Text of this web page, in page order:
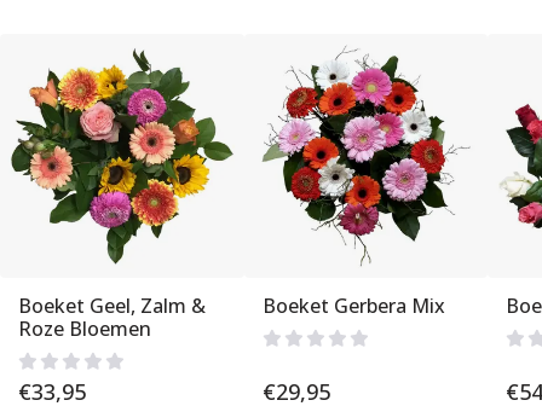
Boeket Geel, Zalm &
Roze Bloemen
€33,95
Boeket Gerbera Mix
€29,95 €